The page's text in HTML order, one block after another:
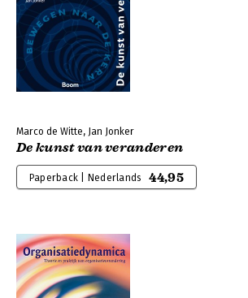
Marco de Witte, Jan Jonker
De kunst van veranderen
Paperback | Nederlands 44,95